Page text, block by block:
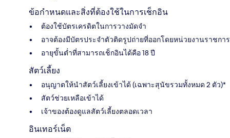
ข้อกำหนดและสิ่งที่ต้องใช้ในการเช็กอิน
ต้องใช้บัตรเครดิตในการวางมัดจำ
อาจต้องมีบัตรประจำตัวติดรูปถ่ายที่ออกโดยหน่วยงานราชการ
อายุขั้นต่ำที่สามารถเช็กอินได้คือ 18 ปี
สัตว์เลี้ยง
อนุญาตให้นำสัตว์เลี้ยงเข้าได้ (เฉพาะสุนัขรวมทั้งหมด 2 ตัว)*
สัตว์ช่วยเหลือเข้าได้
เจ้าของต้องดูแลสัตว์เลี้ยงตลอดเวลา
อินเทอร์เน็ต